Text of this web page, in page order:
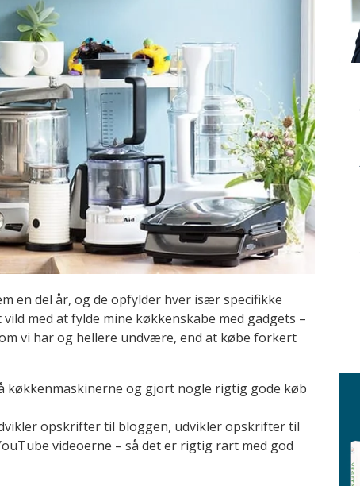
en del år, og de opfylder hver især specifikke
med at fylde mine køkkenskabe med gadgets –
vi har og hellere undvære, end at købe forkert
køkkenmaskinerne og gjort nogle rigtig gode køb
opskrifter til bloggen, udvikler opskrifter til
videoerne – så det er rigtig rart med god